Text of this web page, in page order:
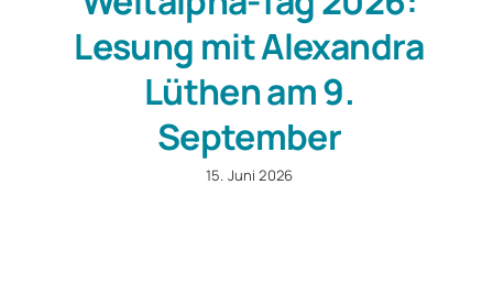
Lesung mit Alexandra
Lüthen am 9.
September
15. Juni 2026